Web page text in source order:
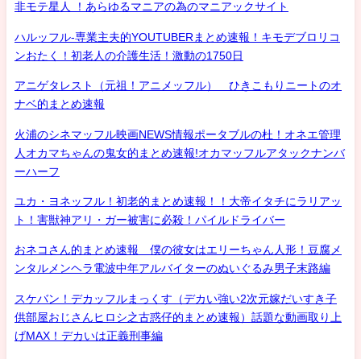
非モテ星人 ！あらゆるマニアの為のマニアックサイト
ハルッフル-専業主夫的YOUTUBERまとめ速報！キモデブロリコ
ンおたく！初老人の介護生活！激動の1750日
アニゲタレスト（元祖！アニメッフル） ひきこもりニートのオ
ナベ的まとめ速報
火浦のシネマッフル映画NEWS情報ポータブルの杜！オネエ管理
人オカマちゃんの鬼女的まとめ速報!オカマッフルアタックナンバ
ーハーフ
ユカ・ヨネッフル！初老的まとめ速報！！大帝イタチにラリアッ
ト！害獣神アリ・ガー被害に必殺！パイルドライバー
おネコさん的まとめ速報 僕の彼女はエリーちゃん人形！豆腐メ
ンタルメンヘラ電波中年アルバイターのぬいぐるみ男子末路編
スケバン！デカッフルまっくす（デカい強い2次元嫁だいすき子
供部屋おじさんヒロシ之古惑仔的まとめ速報）話題な動画取り上
げMAX！デカいは正義刑事編